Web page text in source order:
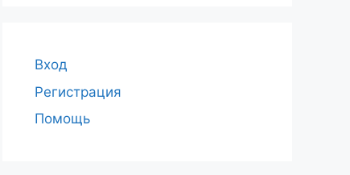
Вход
Регистрация
Помощь